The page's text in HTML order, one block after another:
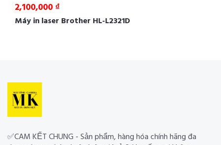
2,100,000 ₫
Máy in laser Brother HL-L2321D
✅CAM KẾT CHUNG - Sản phẩm, hàng hóa chính hãng đa